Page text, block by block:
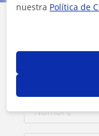
Contacta
nuestra Política de